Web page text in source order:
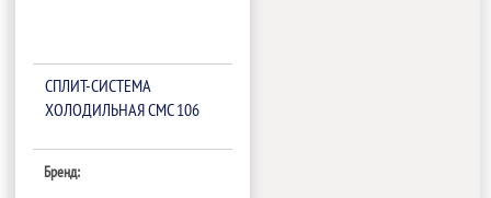
СПЛИТ-СИСТЕМА
ХОЛОДИЛЬНАЯ СМС 106
Бренд: